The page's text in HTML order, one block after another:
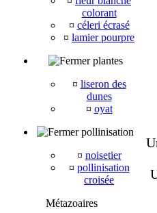
colorant
¤ céleri écrasé
¤ lamier pourpre
plantes
¤ liseron des
dunes
¤ oyat
pollinisation
¤ noisetier
¤ pollinisation
croisée
Métazoaires